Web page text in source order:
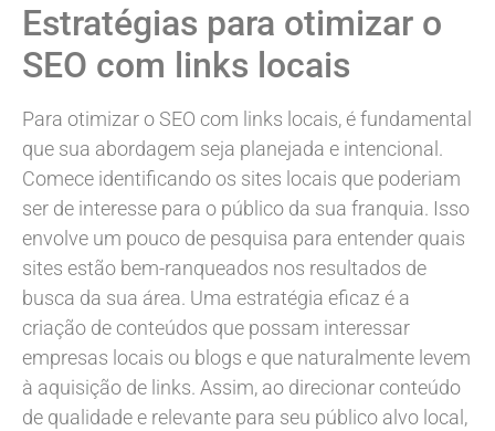
Estratégias para otimizar o
SEO com links locais
Para otimizar o SEO com links locais, é fundamental
que sua abordagem seja planejada e intencional.
Comece identificando os sites locais que poderiam
ser de interesse para o público da sua franquia. Isso
envolve um pouco de pesquisa para entender quais
sites estão bem-ranqueados nos resultados de
busca da sua área. Uma estratégia eficaz é a
criação de conteúdos que possam interessar
empresas locais ou blogs e que naturalmente levem
à aquisição de links. Assim, ao direcionar conteúdo
de qualidade e relevante para seu público alvo local,